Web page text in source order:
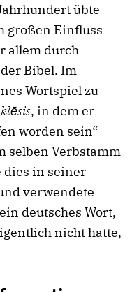
übte
großen Einfluss
allem durch
Bibel. Im
Wortspiel zu
klēsis, in dem er
worden sein“
selben Verbstamm
dies in seiner
verwendete
deutsches Wort,
nicht hatte,